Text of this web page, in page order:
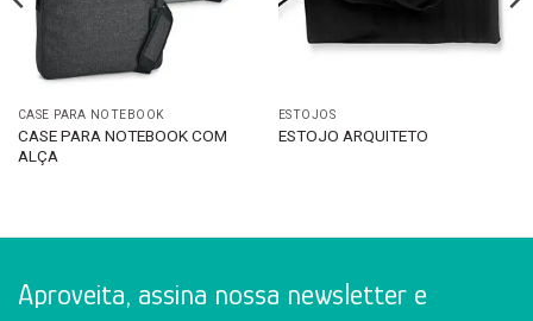
CASE PARA NOTEBOOK
CASE PARA NOTEBOOK COM
ALÇA
ESTOJOS
ESTOJO ARQUITETO
Aproveita, assina nossa newsletter e